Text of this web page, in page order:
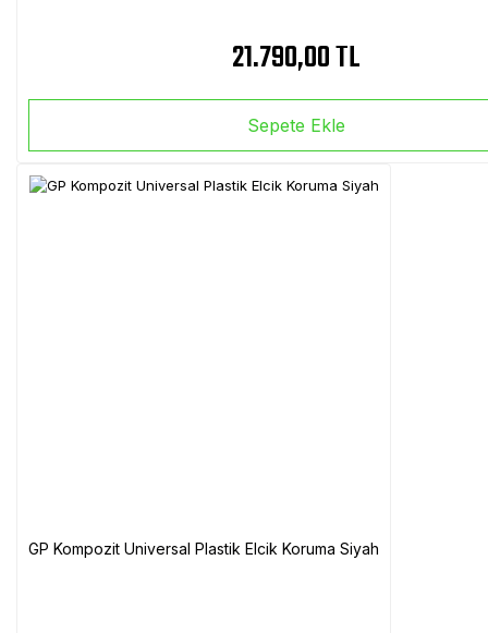
21.790,00 TL
Sepete Ekle
GP Kompozit Universal Plastik Elcik Koruma Siyah